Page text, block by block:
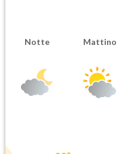
Notte Mattino